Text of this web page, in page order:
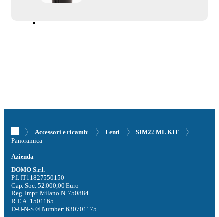
Accessori e ricambi Lenti
SIM22 ML KIT
Panoramica
Azienda
DOMO S.r.l.
P.I. IT11827550150
Cap. Soc. 52.000,00 Euro
Reg. Impr. Milano N. 750884
R.E.A. 1501165
D-U-N-S ® Number: 630701175